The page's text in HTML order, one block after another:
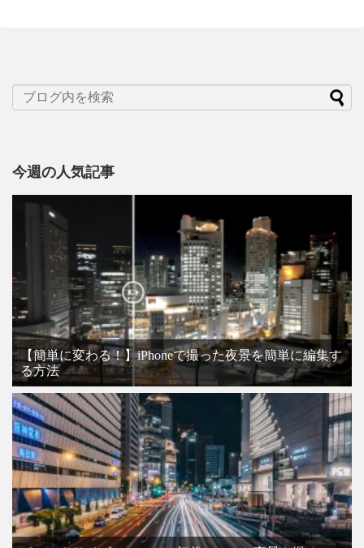
今週の人気記事
【簡単に変わる！】iPhoneで撮った夜景を簡単に編集す
る方法